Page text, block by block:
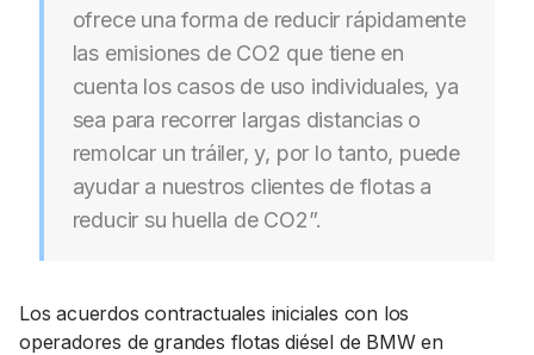
ofrece una forma de reducir rápidamente
las emisiones de CO2 que tiene en
cuenta los casos de uso individuales, ya
sea para recorrer largas distancias o
remolcar un tráiler, y, por lo tanto, puede
ayudar a nuestros clientes de flotas a
reducir su huella de CO2”.
Los acuerdos contractuales iniciales con los
operadores de grandes flotas diésel de BMW en